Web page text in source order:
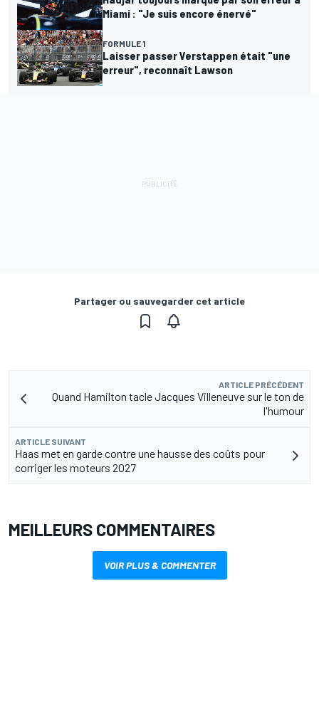
Miami : "Je suis encore énervé"
FORMULE 1
Laisser passer Verstappen était "une
erreur", reconnaît Lawson
Partager ou sauvegarder cet article
ARTICLE PRÉCÉDENT
Quand Hamilton tacle Jacques Villeneuve sur le ton de
l'humour
ARTICLE SUIVANT
Haas met en garde contre une hausse des coûts pour
corriger les moteurs 2027
MEILLEURS COMMENTAIRES
VOIR PLUS & COMMENTER